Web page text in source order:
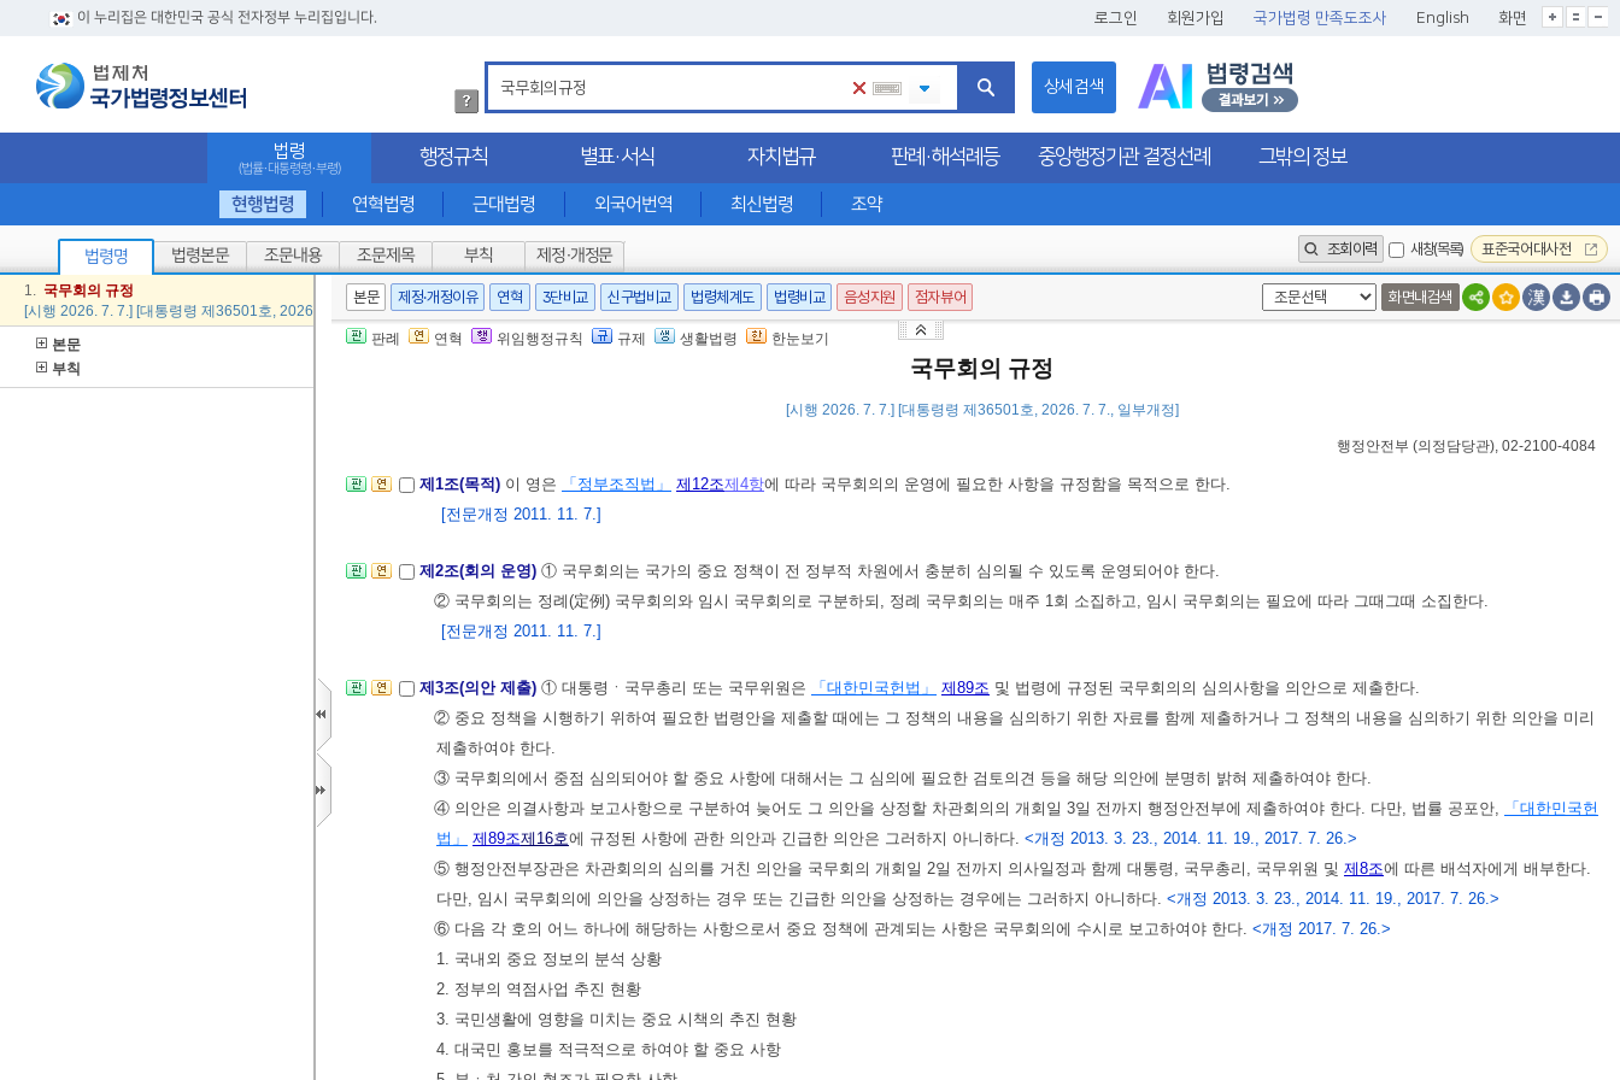
이 누리집은 대한민국 공식 전자정부 누리집입니다. 로그인 회원가입 국가법령 만족도조사 English 화면
글씨크기확대
글씨크기확대초기화
글씨크기축소
법
령
검
색
세
내
용
확
인
상세검색
법령
(법률·대통령령·부령)
현행법령 연혁법령 근대법령 외국어번역 최신법령 조약
행정규칙 별표·서식 자치법규 판례·해석례등 중앙행정기관 결정선례 그밖의 정보
법령명 법령본문 조문내용 조문제목 부칙 제정·개정문 조회이력 새창(목록) 표준국어대사전
1. 국무회의 규정
[시행 2026. 7. 7.] [대통령령 제36501호, 2026. 7. 7., 일부개정]
본문
부칙
본문 제정·개정이유 연혁 3단비교 신구법비교 법령체계도 법령비교 음성지원 점자뷰어 화면내검색
판례 연혁 위임행정규칙 규제 생활법령 한눈보기
국무회의 규정
[시행 2026. 7. 7.] [대통령령 제36501호, 2026. 7. 7., 일부개정]
행정안전부 (의정담당관), 02-2100-4084
제1조(목적) 이 영은 「정부조직법」 제12조제4항에 따라 국무회의의 운영에 필요한 사항을 규정함을 목적으로 한다.
[전문개정 2011. 11. 7.]
제2조(회의 운영) ① 국무회의는 국가의 중요 정책이 전 정부적 차원에서 충분히 심의될 수 있도록 운영되어야 한다.
② 국무회의는 정례(定例) 국무회의와 임시 국무회의로 구분하되, 정례 국무회의는 매주 1회 소집하고, 임시 국무회의는 필요에 따라 그때그때 소집한다.
[전문개정 2011. 11. 7.]
제3조(의안 제출) ① 대통령ㆍ국무총리 또는 국무위원은 「대한민국헌법」 제89조 및 법령에 규정된 국무회의의 심의사항을 의안으로 제출한다.
② 중요 정책을 시행하기 위하여 필요한 법령안을 제출할 때에는 그 정책의 내용을 심의하기 위한 자료를 함께 제출하거나 그 정책의 내용을 심의하기 위한 의안을 미리
제출하여야 한다.
③ 국무회의에서 중점 심의되어야 할 중요 사항에 대해서는 그 심의에 필요한 검토의견 등을 해당 의안에 분명히 밝혀 제출하여야 한다.
④ 의안은 의결사항과 보고사항으로 구분하여 늦어도 그 의안을 상정할 차관회의의 개회일 3일 전까지 행정안전부에 제출하여야 한다. 다만, 법률 공포안,
「대한민국헌
법」
제89조제16호에 규정된 사항에 관한 의안과 긴급한 의안은 그러하지 아니하다. <개정 2013. 3. 23., 2014. 11. 19., 2017. 7. 26.>
⑤ 행정안전부장관은 차관회의의 심의를 거친 의안을 국무회의 개회일 2일 전까지 의사일정과 함께 대통령, 국무총리, 국무위원 및 제8조에 따른 배석자에게 배부한다.
다만, 임시 국무회의에 의안을 상정하는 경우 또는 긴급한 의안을 상정하는 경우에는 그러하지 아니하다. <개정 2013. 3. 23., 2014. 11. 19., 2017. 7. 26.>
⑥ 다음 각 호의 어느 하나에 해당하는 사항으로서 중요 정책에 관계되는 사항은 국무회의에 수시로 보고하여야 한다. <개정 2017. 7. 26.>
1. 국내외 중요 정보의 분석 상황
2. 정부의 역점사업 추진 현황
3. 국민생활에 영향을 미치는 중요 시책의 추진 현황
4. 대국민 홍보를 적극적으로 하여야 할 중요 사항